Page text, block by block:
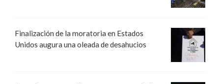
Finalización de la moratoria en Estados
Unidos augura una oleada de desahucios